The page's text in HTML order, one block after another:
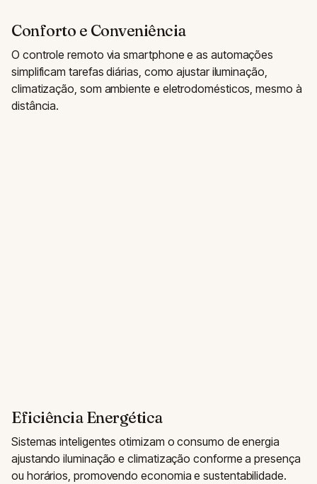
Conforto e Conveniência
O controle remoto via smartphone e as automações
simplificam tarefas diárias, como ajustar iluminação,
climatização, som ambiente e eletrodomésticos, mesmo à
distância.
Eficiência Energética
Sistemas inteligentes otimizam o consumo de energia
ajustando iluminação e climatização conforme a presença
ou horários, promovendo economia e sustentabilidade.